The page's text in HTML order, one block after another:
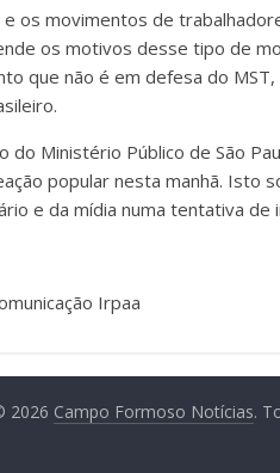
os movimentos de
os motivos desse tipo de
que não é em defesa do
do Ministério Público de São
popular nesta manhã. Isto
e da mídia numa tentativa
Irpaa
2026 Campo Formoso Notícias.